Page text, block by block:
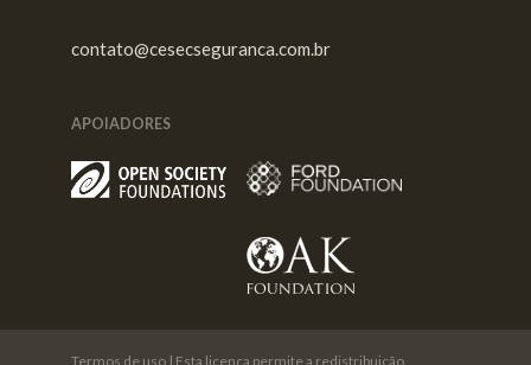
contato@cesecseguranca.com.br
APOIADORES
Termos de uso | Esta licença permite a redistribuição,